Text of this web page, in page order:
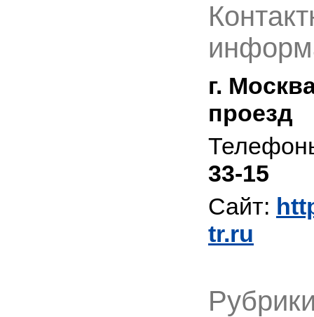
г.
проезд
33-15
Сайт:
tr.ru